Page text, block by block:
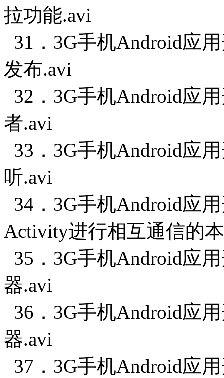
拉功能.avi
31．3G手机Android应
发布.avi
32．3G手机Android应
者.avi
33．3G手机Android应
听.avi
34．3G手机Android应
Activity进行相互通信的
35．3G手机Android应
器.avi
36．3G手机Android应
器.avi
37．3G手机Android应